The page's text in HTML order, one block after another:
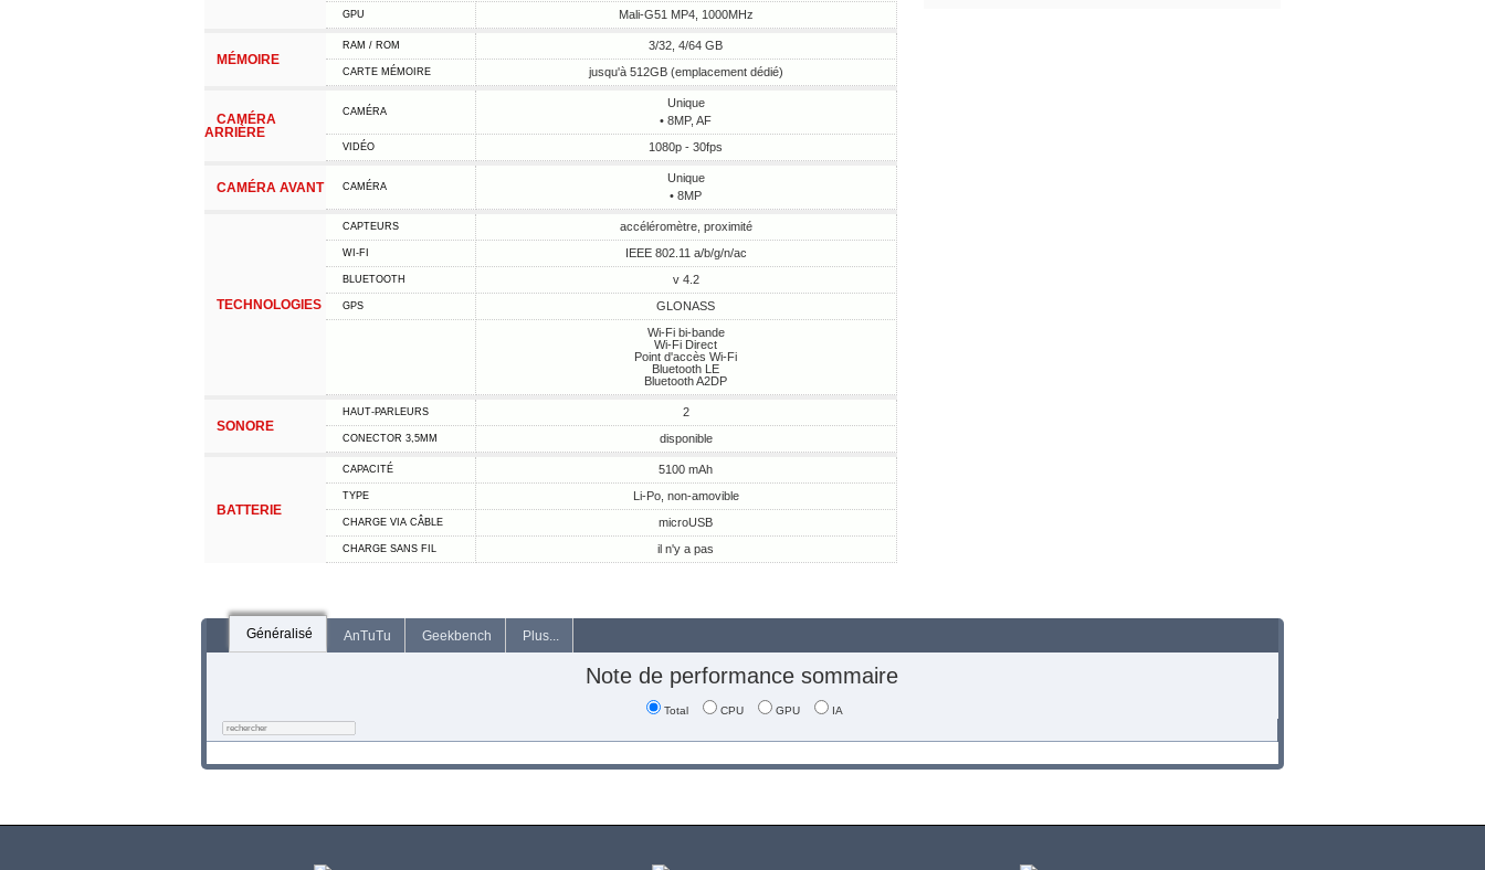
GPU Mali-G51 MP4, 1000MHz
MÉMOIRE
RAM / ROM 3/32, 4/64 GB
CARTE MÉMOIRE jusqu'à 512GB (emplacement dédié)
CAMÉRA
ARRIÈRE
CAMÉRA
Unique
• 8MP, AF
VIDÉO 1080p - 30fps
CAMÉRA AVANT CAMÉRA
Unique
• 8MP
TECHNOLOGIES
CAPTEURS accéléromètre, proximité
WI-FI IEEE 802.11 a/b/g/n/ac
BLUETOOTH v 4.2
GPS
GLONASS
Wi-Fi bi-bande
Wi-Fi Direct
Point d'accès Wi-Fi
Bluetooth LE
Bluetooth A2DP
SONORE
HAUT-PARLEURS 2
CONECTOR 3,5MM disponible
BATTERIE
CAPACITÉ 5100 mAh
TYPE Li-Po, non-amovible
CHARGE VIA CÂBLE microUSB
CHARGE SANS FIL il n'y a pas
Généralisé AnTuTu Geekbench Plus...
Note de performance sommaire
Total CPU GPU IA